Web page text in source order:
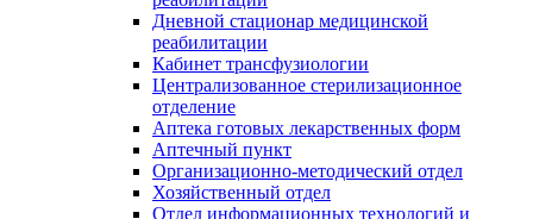
Дневной стационар медицинской
реабилитации
Кабинет трансфузиологии
Централизованное стерилизационное
отделение
Аптека готовых лекарственных форм
Аптечный пункт
Организационно-методический отдел
Хозяйственный отдел
Отдел информационных технологий и